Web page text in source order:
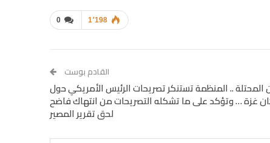
0 1٬198
القادم بوست
.. المنظمة تستنكر تصريحات الرئيس الأمريكي حول
غزة … وتؤكد على ما تشكله التصريحات من انتهاك فاضح
لحق تقرير المصير